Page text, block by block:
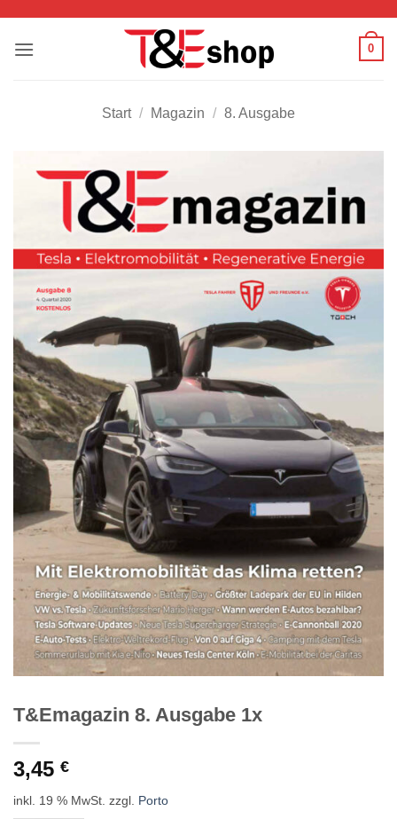
springen
0
Start / Magazin / 8. Ausgabe
T&Emagazin 8. Ausgabe 1x
3,45 €
inkl. 19 % MwSt. zzgl. Porto